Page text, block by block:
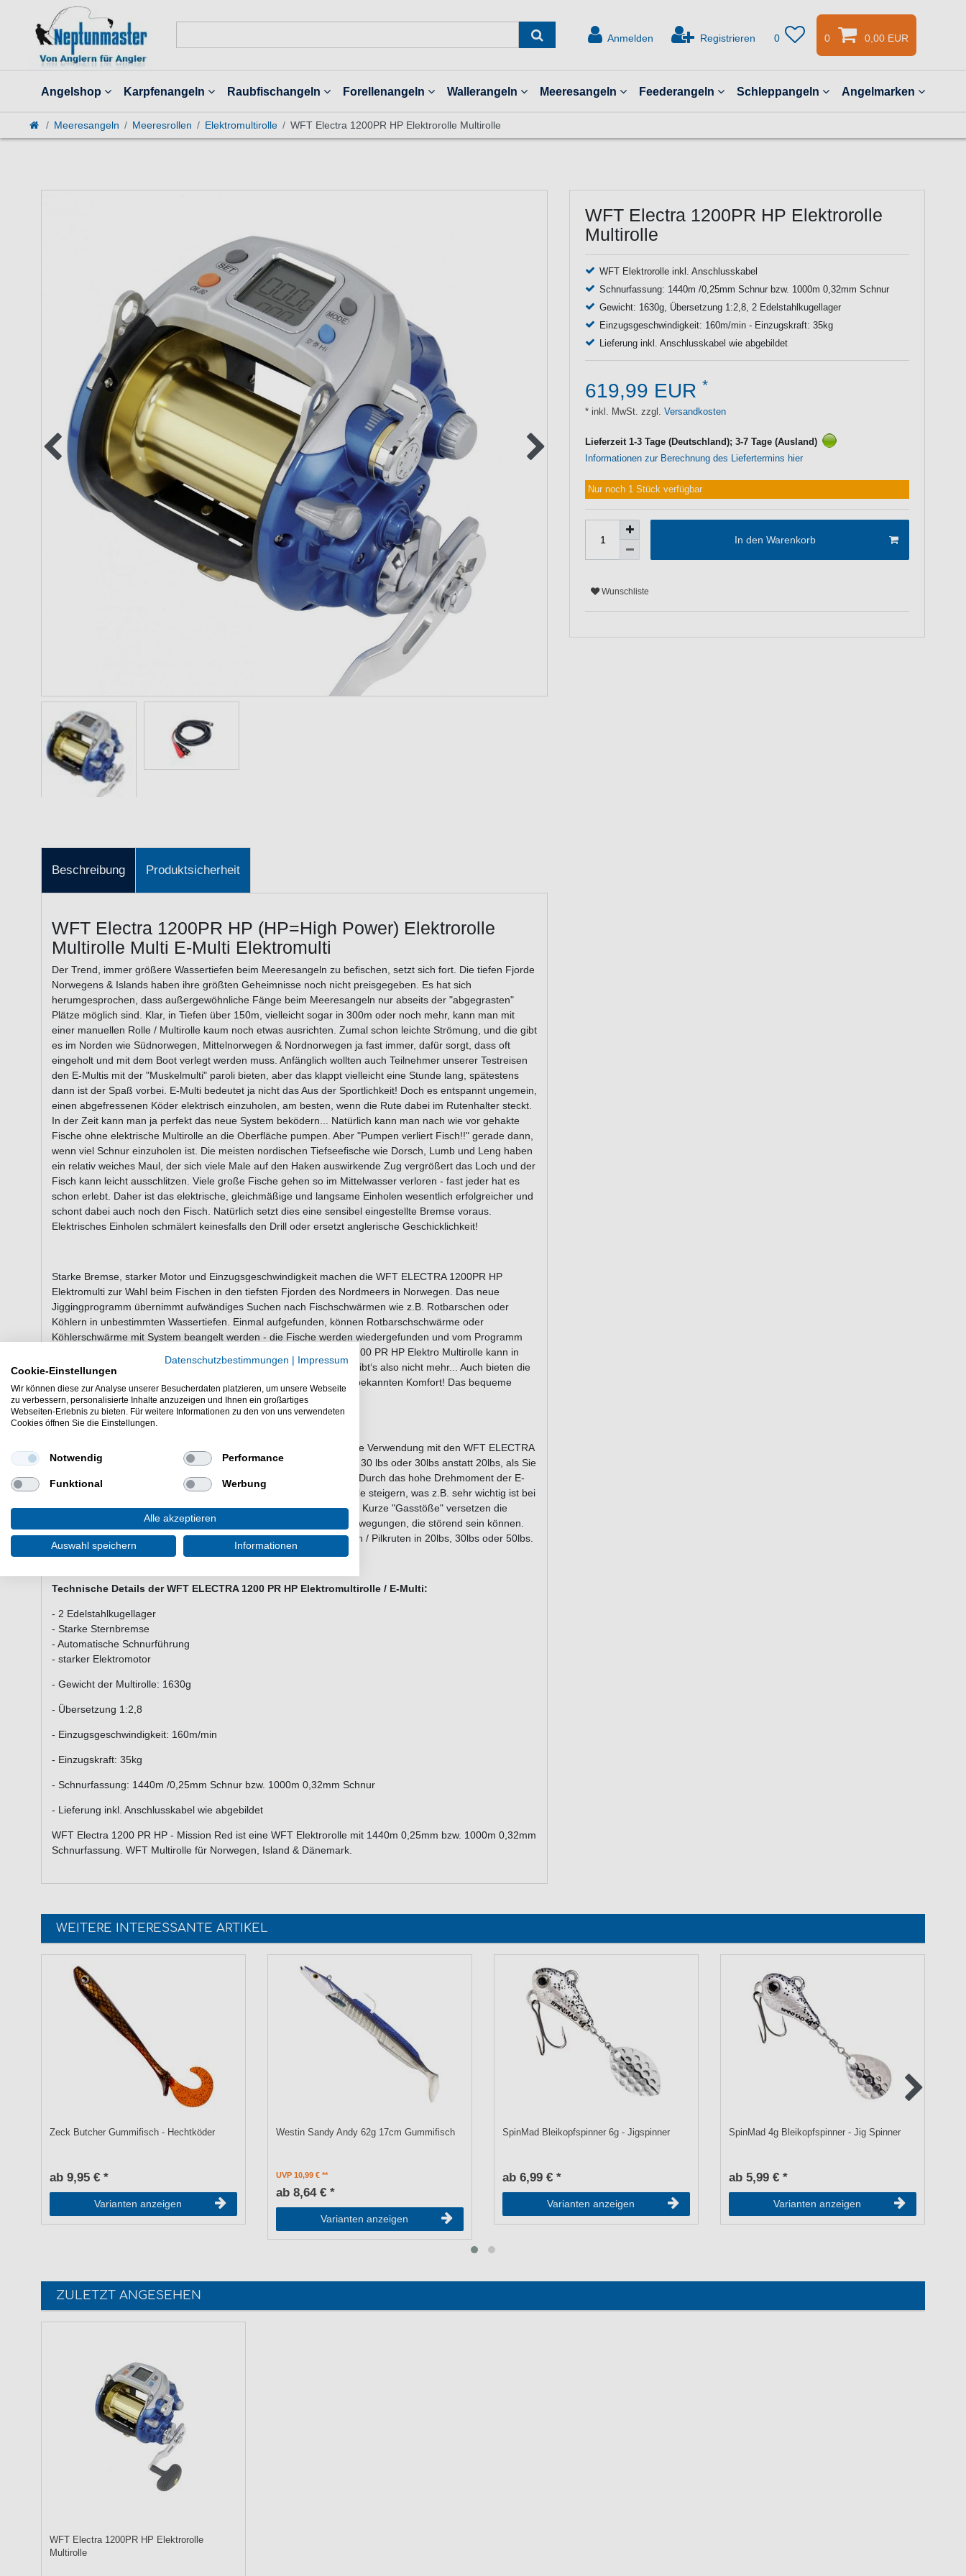
Anmelden Registrieren 0 0 0,00 EUR
Angelshop Karpfenangeln Raubfischangeln Forellenangeln Wallerangeln Meeresangeln Feederangeln Schleppangeln Angelmarken
Meeresangeln Meeresrollen Elektromultirolle WFT Electra 1200PR HP Elektrorolle Multirolle
WFT Electra 1200PR HP Elektrorolle
Multirolle
WFT Elektrorolle inkl. Anschlusskabel
Schnurfassung: 1440m /0,25mm Schnur bzw. 1000m 0,32mm Schnur
Gewicht: 1630g, Übersetzung 1:2,8, 2 Edelstahlkugellager
Einzugsgeschwindigkeit: 160m/min - Einzugskraft: 35kg
Lieferung inkl. Anschlusskabel wie abgebildet
619,99 EUR *
* inkl. MwSt. zzgl. Versandkosten
Lieferzeit 1-3 Tage (Deutschland); 3-7 Tage (Ausland)
Informationen zur Berechnung des Liefertermins hier
Nur noch 1 Stück verfügbar
In den Warenkorb
Wunschliste
Beschreibung Produktsicherheit
WFT Electra 1200PR HP (HP=High Power) Elektrorolle
Multirolle Multi E-Multi Elektromulti
Der Trend, immer größere Wassertiefen beim Meeresangeln zu befischen, setzt sich fort. Die tiefen Fjorde
Norwegens & Islands haben ihre größten Geheimnisse noch nicht preisgegeben. Es hat sich
herumgesprochen, dass außergewöhnliche Fänge beim Meeresangeln nur abseits der "abgegrasten"
Plätze möglich sind. Klar, in Tiefen über 150m, vielleicht sogar in 300m oder noch mehr, kann man mit
einer manuellen Rolle / Multirolle kaum noch etwas ausrichten. Zumal schon leichte Strömung, und die gibt
es im Norden wie Südnorwegen, Mittelnorwegen & Nordnorwegen ja fast immer, dafür sorgt, dass oft
eingeholt und mit dem Boot verlegt werden muss. Anfänglich wollten auch Teilnehmer unserer Testreisen
den E-Multis mit der "Muskelmulti" paroli bieten, aber das klappt vielleicht eine Stunde lang, spätestens
dann ist der Spaß vorbei. E-Multi bedeutet ja nicht das Aus der Sportlichkeit! Doch es entspannt ungemein,
einen abgefressenen Köder elektrisch einzuholen, am besten, wenn die Rute dabei im Rutenhalter steckt.
In der Zeit kann man ja perfekt das neue System beködern... Natürlich kann man nach wie vor gehakte
Fische ohne elektrische Multirolle an die Oberfläche pumpen. Aber "Pumpen verliert Fisch!!" gerade dann,
wenn viel Schnur einzuholen ist. Die meisten nordischen Tiefseefische wie Dorsch, Lumb und Leng haben
ein relativ weiches Maul, der sich viele Male auf den Haken auswirkende Zug vergrößert das Loch und der
Fisch kann leicht ausschlitzen. Viele große Fische gehen so im Mittelwasser verloren - fast jeder hat es
schon erlebt. Daher ist das elektrische, gleichmäßige und langsame Einholen wesentlich erfolgreicher und
schont dabei auch noch den Fisch. Natürlich setzt dies eine sensibel eingestellte Bremse voraus.
Elektrisches Einholen schmälert keinesfalls den Drill oder ersetzt anglerische Geschicklichkeit!
Starke Bremse, starker Motor und Einzugsgeschwindigkeit machen die WFT ELECTRA 1200PR HP
Elektromulti zur Wahl beim Fischen in den tiefsten Fjorden des Nordmeers in Norwegen. Das neue
Jiggingprogramm übernimmt aufwändiges Suchen nach Fischschwärmen wie z.B. Rotbarschen oder
Köhlern in unbestimmten Wassertiefen. Einmal aufgefunden, können Rotbarschschwärme oder
Köhlerschwärme mit System beangelt werden - die Fische werden wiedergefunden und vom Programm
der Rolle zum Biss animiert. Die Schnurfassung der WFT Electra 1200 PR HP Elektro Multirolle kann in
Norwegen von keiner Wassertiefe übertroffen werden – geht nicht gibt‘s also nicht mehr... Auch bieten die
Harness-Ösen der Multirolle einen in dieser Rollenklasse bisher unbekannten Komfort! Das bequeme
Einhängen in den Kampfgurt macht das Angeln noch angenehmer.
WFT Experten-Tip: Wählen Sie Ihre Rute / Pilkrute / Bootsrute für die Verwendung mit den WFT ELECTRA
Rollen / Multirollen immer eine Schnurklasse höher, z.B. 50 lbs statt 30 lbs oder 30lbs anstatt 20lbs, als Sie
es bei einer manuell betriebenen Multirolle tun würden. Der Grund: Durch das hohe Drehmoment der E-
Motoren lässt sich blitzschnell die Drehzahl der WFT Elektromultirolle steigern, was z.B. sehr wichtig ist bei
einer Bodenverfolgung bei Drift und ansteigendem Gewässergrund. Kurze "Gasstöße" versetzen die
Rutenspitze bei leichteren Bootsruten / Pilkruten in schnelle Wippbewegungen, die störend sein können.
Wir empfehlen für die WFT ELECTRA Multiollen die WFT Bootsruten / Pilkruten in 20lbs, 30lbs oder 50lbs.
Technische Details der WFT ELECTRA 1200 PR HP Elektromultirolle / E-Multi:
- 2 Edelstahlkugellager
- Starke Sternbremse
- Automatische Schnurführung
- starker Elektromotor
- Gewicht der Multirolle: 1630g
- Übersetzung 1:2,8
- Einzugsgeschwindigkeit: 160m/min
- Einzugskraft: 35kg
- Schnurfassung: 1440m /0,25mm Schnur bzw. 1000m 0,32mm Schnur
- Lieferung inkl. Anschlusskabel wie abgebildet
WFT Electra 1200 PR HP - Mission Red ist eine WFT Elektrorolle mit 1440m 0,25mm bzw. 1000m 0,32mm
Schnurfassung. WFT Multirolle für Norwegen, Island & Dänemark.
WEITERE INTERESSANTE ARTIKEL
Zeck Butcher Gummifisch - Hechtköder
ab 9,95 € *
Varianten anzeigen
Westin Sandy Andy 62g 17cm Gummifisch
UVP 10,99 €
ab 8,64 € *
Varianten anzeigen
SpinMad Bleikopfspinner 6g - Jigspinner
ab 6,99 € *
Varianten anzeigen
SpinMad 4g Bleikopfspinner - Jig Spinner
ab 5,99 € *
Varianten anzeigen
ZULETZT ANGESEHEN
WFT Electra 1200PR HP Elektrorolle
Multirolle
Datenschutzbestimmungen | Impressum
Cookie-Einstellungen
Wir können diese zur Analyse unserer Besucherdaten platzieren, um unsere Webseite
zu verbessern, personalisierte Inhalte anzuzeigen und Ihnen ein großartiges
Webseiten-Erlebnis zu bieten. Für weitere Informationen zu den von uns verwendeten
Cookies öffnen Sie die Einstellungen.
Notwendig Performance
Funktional Werbung
Alle akzeptieren
Auswahl speichern Informationen